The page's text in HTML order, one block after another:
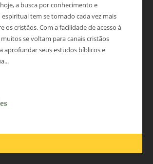
a busca por conhecimento e
tem se tornado cada vez mais
os cristãos. Com a facilidade de acesso à
se voltam para canais cristãos
aprofundar seus estudos bíblicos e